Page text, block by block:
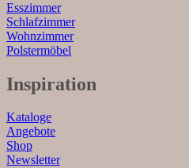
Esszimmer
Schlafzimmer
Wohnzimmer
Polstermöbel
Inspiration
Kataloge
Angebote
Shop
Newsletter